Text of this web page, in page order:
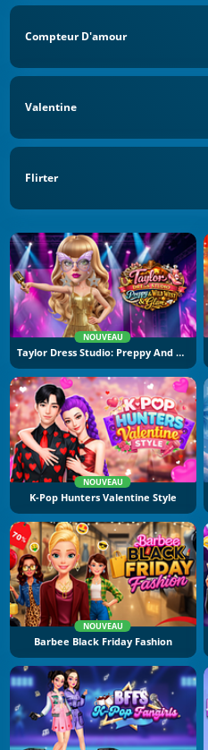
Compteur D'amour
Valentine
Flirter
NOUVEAU
Taylor Dress Studio: Preppy And Wild West Glam
NOUVEAU
K-Pop Hunters Valentine Style
NOUVEAU
Barbee Black Friday Fashion